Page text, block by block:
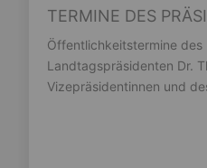
TERMINE DES
Öffentlichkeitstermine des
Landtagspräsidenten Dr.
Vizepräsidentinnen und